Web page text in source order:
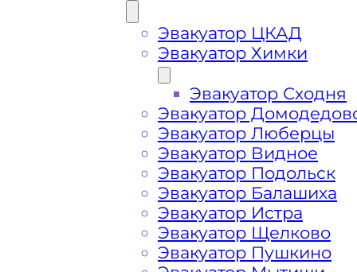
Эвакуатор ЦКАД
Эвакуатор Химки
Эвакуатор Сходня
Эвакуатор
Эвакуатор Люберцы
Эвакуатор Видное
Эвакуатор Подольск
Эвакуатор Балашиха
Эвакуатор Истра
Эвакуатор Щелково
Эвакуатор Пушкино